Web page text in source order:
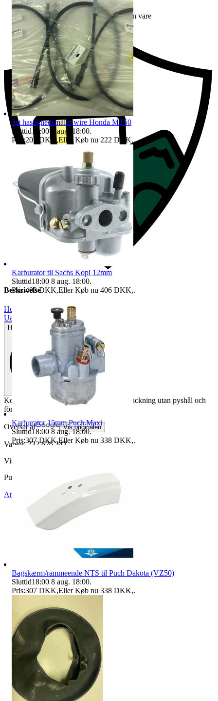
Erstatning hvis du ikke modtager din vare
Beskrivelse
Husqvarna
Uanvendt
Helt ny og aldrig brugt
Komplett sats 6st packningar orginal toppackning utan pyshål och
förgasarpackning med styrning
Oversat af Vis originalen
Varenr. 732 626 343
Visninger
Publiceret
Anmeld Sælg lignende
3st hastighedsmåler wire Honda MT50
Sluttid18:00 8 aug. 18:00.
Pris:205 DKK ,Eller Køb nu 222 DKK,.
Karburator til Sachs Kopi 12mm
Sluttid18:00 8 aug. 18:00.
Pris:403 DKK,Eller Køb nu 406 DKK,.
Karburator 15mm Puch Maxi
Sluttid18:00 8 aug. 18:00.
Pris:307 DKK,Eller Køb nu 338 DKK,.
Bagskærm/rammeende NTS til Puch Dakota (VZ50)
Sluttid18:00 8 aug. 18:00.
Pris:307 DKK,Eller Køb nu 338 DKK,.